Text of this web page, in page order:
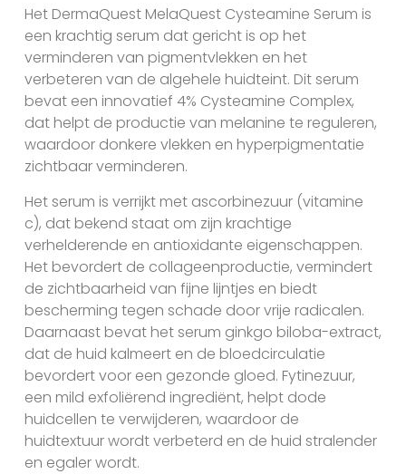
Het DermaQuest MelaQuest Cysteamine Serum is
een krachtig serum dat gericht is op het
verminderen van pigmentvlekken en het
verbeteren van de algehele huidteint. Dit serum
bevat een innovatief 4% Cysteamine Complex,
dat helpt de productie van melanine te reguleren,
waardoor donkere vlekken en hyperpigmentatie
zichtbaar verminderen.
Het serum is verrijkt met ascorbinezuur (vitamine
c), dat bekend staat om zijn krachtige
verhelderende en antioxidante eigenschappen.
Het bevordert de collageenproductie, vermindert
de zichtbaarheid van fijne lijntjes en biedt
bescherming tegen schade door vrije radicalen.
Daarnaast bevat het serum ginkgo biloba-extract,
dat de huid kalmeert en de bloedcirculatie
bevordert voor een gezonde gloed. Fytinezuur,
een mild exfoliërend ingrediënt, helpt dode
huidcellen te verwijderen, waardoor de
huidtextuur wordt verbeterd en de huid stralender
en egaler wordt.